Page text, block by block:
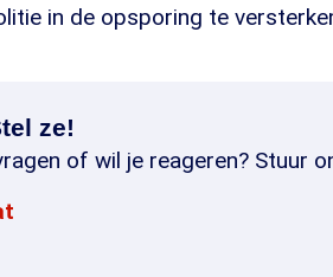
in de opsporing te
ze!
of wil je reageren? Stuur